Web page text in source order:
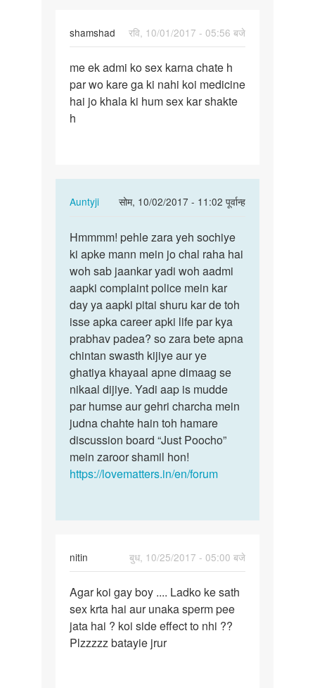
shamshad
रवि, 10/01/2017 - 05:56 बजे
me
ek
admi
ko
me ek admi ko sex karna chate h
par wo kare ga ki nahi koi medicine
hai jo khala ki hum sex kar shakte
h
Auntyji
सोम, 10/02/2017 - 11:02 पूर्वान्ह
In
to
me
ek
admi
ko
sex
karna…
by
shamshad
Hmmmm!
pehle
zara
yeh…
Hmmmm! pehle zara yeh sochiye
ki apke mann mein jo chal raha hai
woh sab jaankar yadi woh aadmi
aapki complaint police mein kar
day ya aapki pitai shuru kar de toh
isse apka career apki life par kya
prabhav padea? so zara bete apna
chintan swasth kijiye aur ye
ghatiya khayaal apne dimaag se
nikaal dijiye. Yadi aap is mudde
par humse aur gehri charcha mein
judna chahte hain toh hamare
discussion board “Just Poocho”
mein zaroor shamil hon!
https://lovematters.in/en/forum
nitin
बुध, 10/25/2017 - 05:00 बजे
Agar
koi
gay
boy
Agar koi gay boy .... Ladko ke sath
sex krta hai aur unaka sperm pee
jata hai ? koi side effect to nhi ??
Plzzzzz batayie jrur